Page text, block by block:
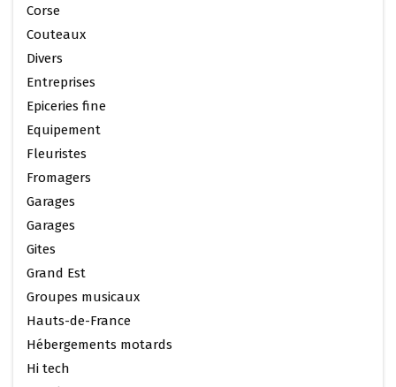
Corse
Couteaux
Divers
Entreprises
Epiceries fine
Equipement
Fleuristes
Fromagers
Garages
Garages
Gites
Grand Est
Groupes musicaux
Hauts-de-France
Hébergements motards
Hi tech